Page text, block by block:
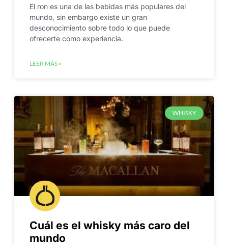
El ron es una de las bebidas más populares del
mundo, sin embargo existe un gran
desconocimiento sobre todo lo que puede
ofrecerte como experiencia.
LEER MÁS »
WHISKY
Cuál es el whisky más caro del
mundo